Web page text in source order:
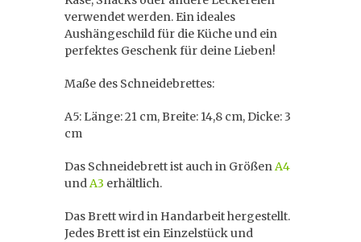
verwendet werden. Ein ideales
Aushängeschild für die Küche und ein
perfektes Geschenk für deine Lieben!
Maße des Schneidebrettes:
A5: Länge: 21 cm, Breite: 14,8 cm, Dicke: 3
cm
Das Schneidebrett ist auch in GrößenA4
undA3 erhältlich.
Das Brett wird in Handarbeit hergestellt.
Jedes Brett ist ein Einzelstück und